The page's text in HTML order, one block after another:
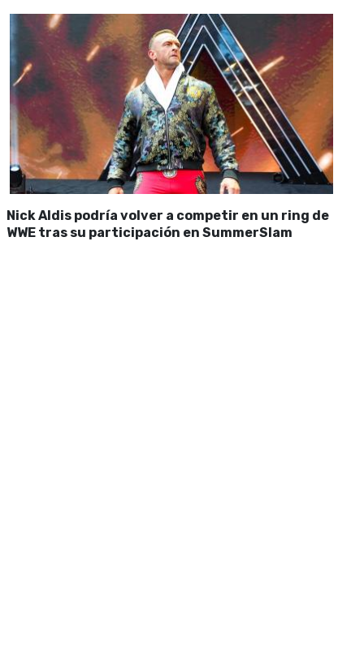
Nick Aldis podría volver a competir en un ring de
WWE tras su participación en SummerSlam